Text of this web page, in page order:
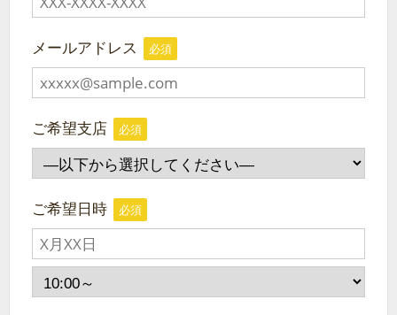
メールアドレス 必須
ご希望支店 必須
ご希望日時 必須